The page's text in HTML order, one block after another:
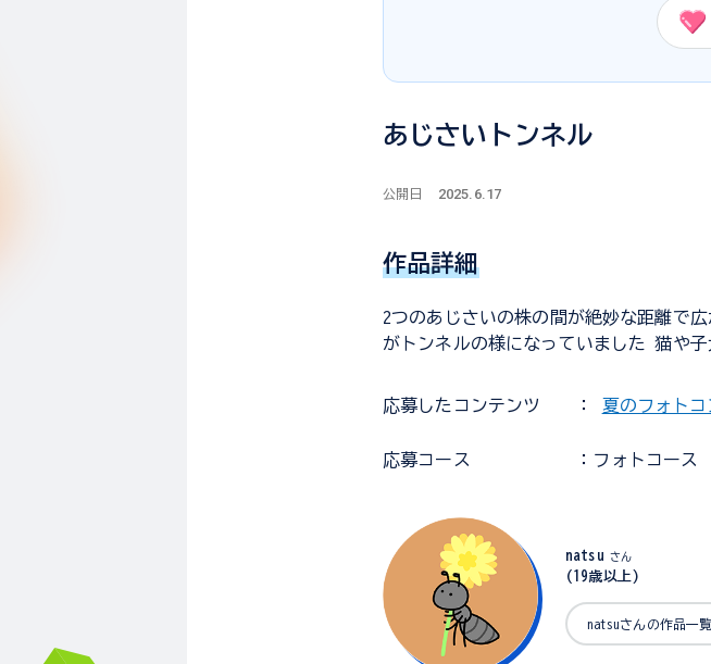
あじさいトンネル
公開日 2025.6.17
作品詳細
2つのあじさいの株の間が絶妙な距離で
がトンネルの様になっていました 猫や
応募した コンテンツ ： 夏のフォトコ
応募コース ：フォトコース
natsu さん
(19歳以上)
natsuさんの作品一